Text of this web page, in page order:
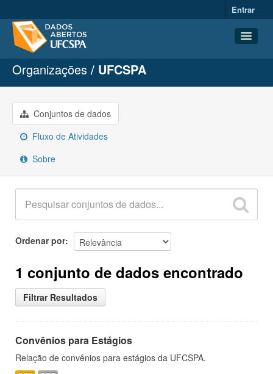
Entrar
Conjuntos de dados
Organizações
Grupos
Sobre
Organizações UFCSPA
Conjuntos de dados
Fluxo de Atividades
Sobre
Ordenar por
1 conjunto de dados encontrado
Filtrar Resultados
Convênios para Estágios
Relação de convênios para estágios da UFCSPA.